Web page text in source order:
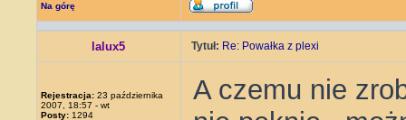
Na górę
lalux5 Tytuł: Re: Powałka z plexi
Rejestracja: 23 października
2007, 18:57 - wt
Posty: 1294
A czemu nie